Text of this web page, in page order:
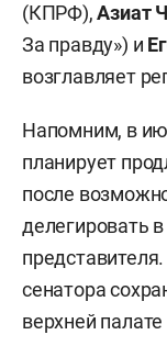
(КПРФ),Азиат
За правду») и
возглавляет
Напомним, в
планирует
после
делегировать
сенатора
верхней